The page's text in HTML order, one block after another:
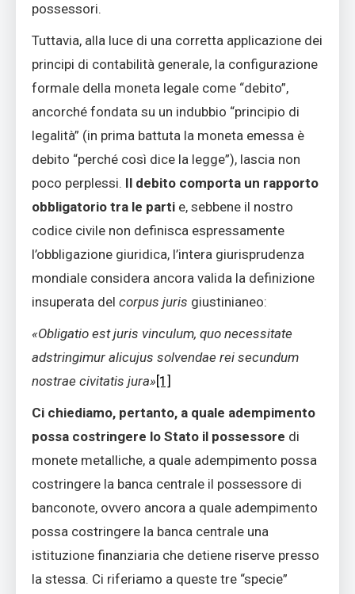
possessori.
Tuttavia, alla luce di una corretta applicazione dei
principi di contabilità generale, la configurazione
formale della moneta legale come “debito”,
ancorché fondata su un indubbio “principio di
legalità” (in prima battuta la moneta emessa è
debito “perché così dice la legge”), lascia non
poco perplessi. Il debito comporta un rapporto
obbligatorio tra le parti e, sebbene il nostro
codice civile non definisca espressamente
l’obbligazione giuridica, l’intera giurisprudenza
mondiale considera ancora valida la definizione
insuperata del corpus juris giustinianeo:
«Obligatio est juris vinculum, quo necessitate
adstringimur alicujus solvendae rei secundum
nostrae civitatis jura»[1]
Ci chiediamo, pertanto, a quale adempimento
possa costringere lo Stato il possessore di
monete metalliche, a quale adempimento possa
costringere la banca centrale il possessore di
banconote, ovvero ancora a quale adempimento
possa costringere la banca centrale una
istituzione finanziaria che detiene riserve presso
la stessa. Ci riferiamo a queste tre “specie”